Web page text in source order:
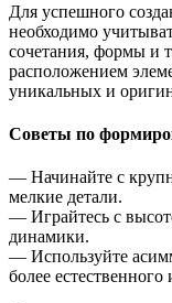
Для успешного
необходимо
сочетания, формы и
расположением
уникальных и
Советы по
— Начинайте с
мелкие детали.
— Играйтесь с
динамики.
— Используйте
более